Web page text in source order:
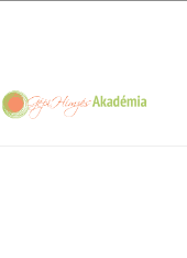
navigation
content
sidebar